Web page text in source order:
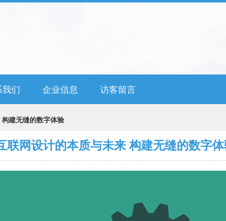
我们 企业信息 访客留言
建无缝的数字体验
联网设计的本质与未来 构建无缝的数字